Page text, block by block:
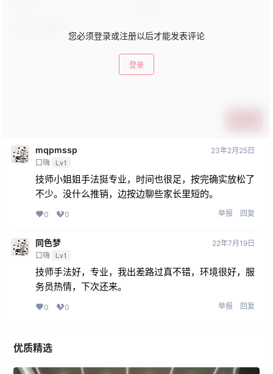
您必须登录或注册以后才能发表评论
登录
mqpmssp
口嗨 Lv1
23年2月25日
技师小姐姐手法挺专业，时间也很足，按完确实放松了
不少。没什么推销，边按边聊些家长里短的。
0 0 举报 回复
同色梦
口嗨 Lv1
22年7月19日
技师手法好，专业，我出差路过真不错，环境很好，服
务员热情，下次还来。
0 0 举报 回复
优质精选